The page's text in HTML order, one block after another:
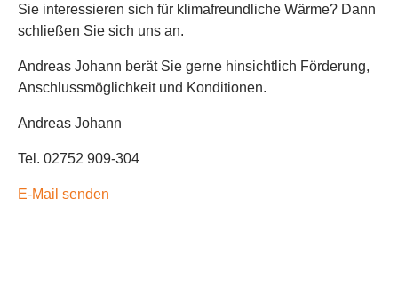
Sie interessieren sich für klimafreundliche Wärme? Dann
schließen Sie sich uns an.
Andreas Johann berät Sie gerne hinsichtlich Förderung,
Anschlussmöglichkeit und Konditionen.
Andreas Johann
Tel. 02752 909-304
E-Mail senden